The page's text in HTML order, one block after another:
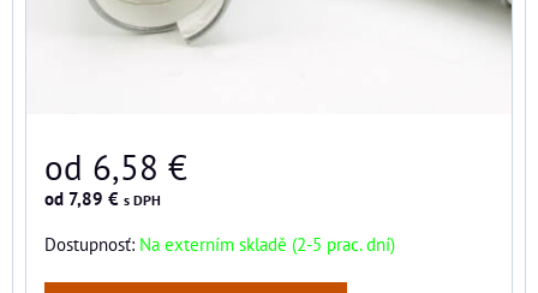
od 6,58 €
od 7,89 € s DPH
Dostupnosť: Na externím skladě (2-5 prac. dní)